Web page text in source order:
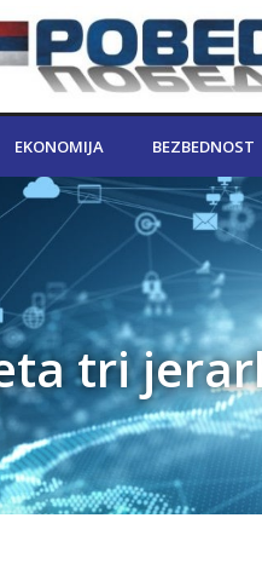
EKONOMIJA BEZBEDNOST
tri